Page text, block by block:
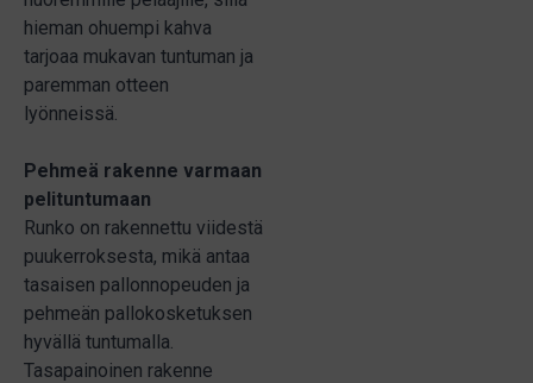
hieman ohuempi kahva
tarjoaa mukavan tuntuman ja
paremman otteen
lyönneissä.
Pehmeä rakenne varmaan
pelituntumaan
Runko on rakennettu viidestä
puukerroksesta, mikä antaa
tasaisen pallonnopeuden ja
pehmeän pallokosketuksen
hyvällä tuntumalla.
Tasapainoinen rakenne